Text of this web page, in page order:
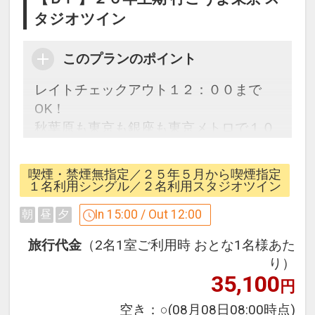
タジオツイン
このプランのポイント
レイトチェックアウト１２：００まで
OK！
秋葉原も東京も銀座も東京メトロで１０
東京観光やビジネス利用に便利！
禁煙ルームのリクエスト
※禁煙ルームリクエスト可能です。ご予
約時に「お問合せ・ご要望等メモ」欄、
またはご予約後「マイページ」に禁煙ル
ームご希望の旨ご記入ください。
※リクエストベースとなり確約できませ
喫煙・禁煙無指定／２５年５月から喫煙指定
１名利用シングル／２名利用スタジオツイン
朝 昼 夕 In 15:00 / Out 12:00
旅行代金 （2名1室ご利用時 おとな1名様あた
り）
35,100円
空き： ○(08月08日08:00時点)